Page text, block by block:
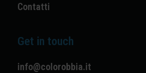
Contatti
Get in touch
info@colorobbia.it